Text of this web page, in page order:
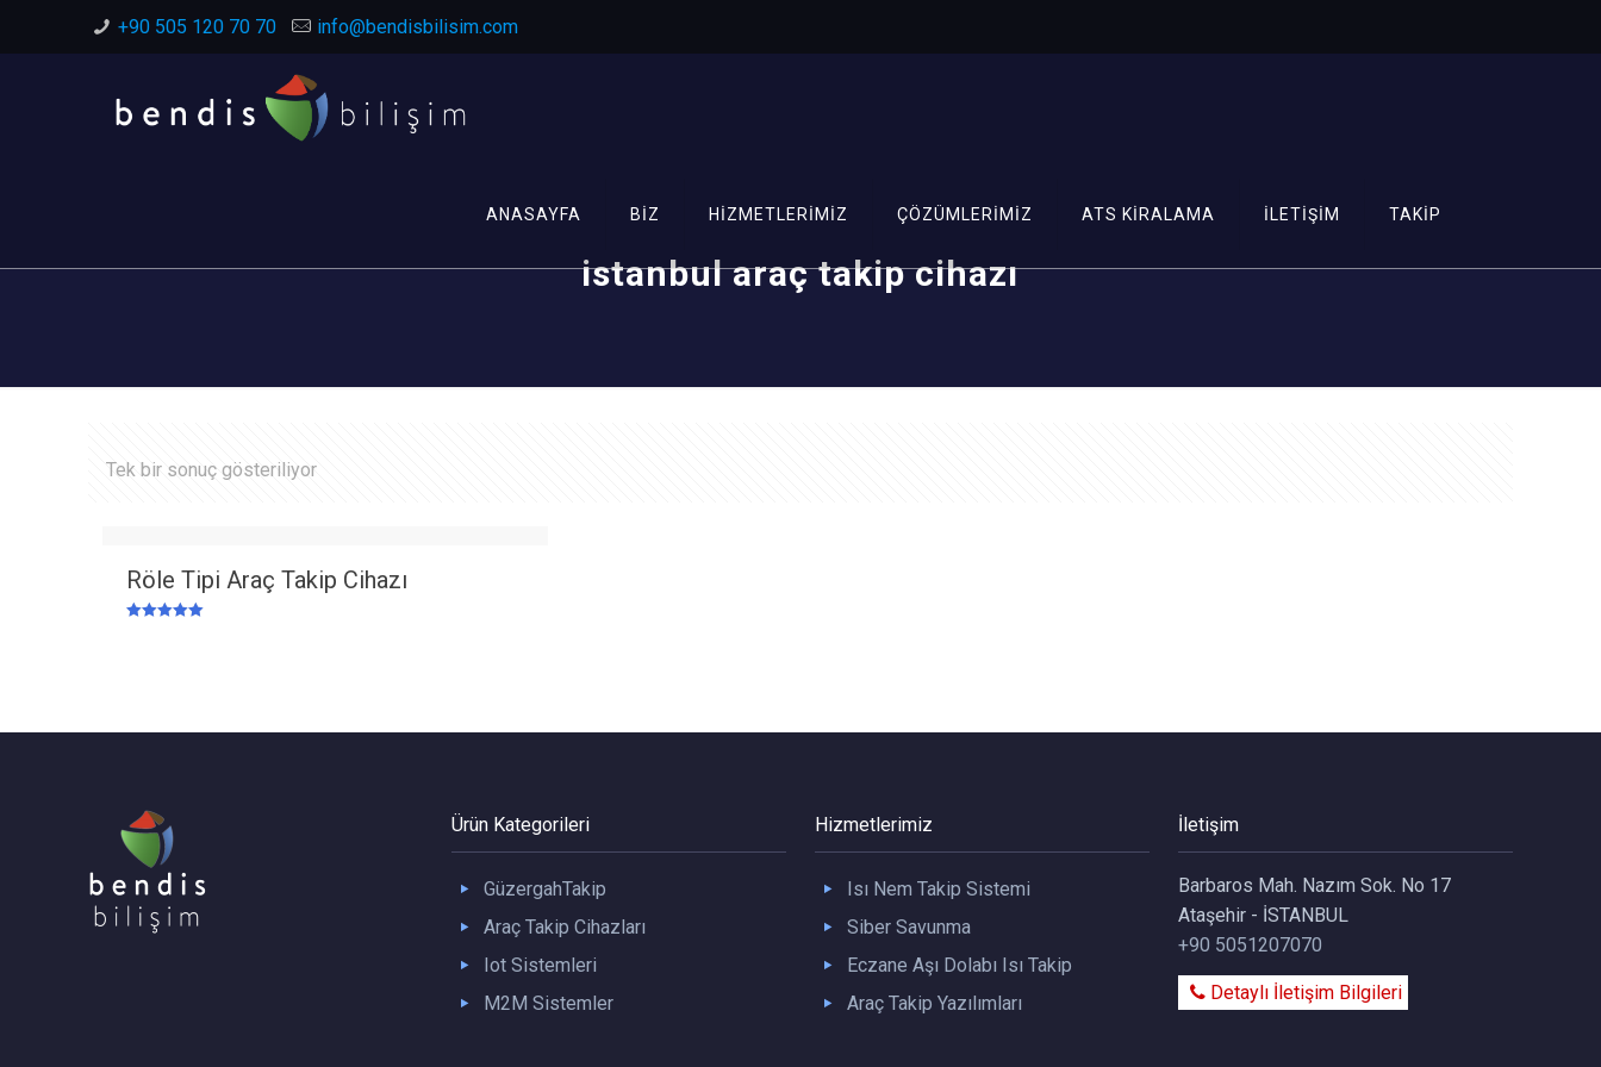
+90 505 120 70 70 info@bendisbilisim.com
ANASAYFA BİZ HİZMETLERİMİZ ÇÖZÜMLERİMİZ ATS KİRALAMA İLETİŞİM TAKİP
istanbul araç takip cihazı
Tek bir sonuç gösteriliyor
Röle Tipi Araç Takip Cihazı
Ürün Kategorileri
GüzergahTakip
Araç Takip Cihazları
Iot Sistemleri
M2M Sistemler
Hizmetlerimiz
Isı Nem Takip Sistemi
Siber Savunma
Eczane Aşı Dolabı Isı Takip
Araç Takip Yazılımları
İletişim
Barbaros Mah. Nazım Sok. No 17
Ataşehir - İSTANBUL
+90 5051207070
Detaylı İletişim Bilgileri